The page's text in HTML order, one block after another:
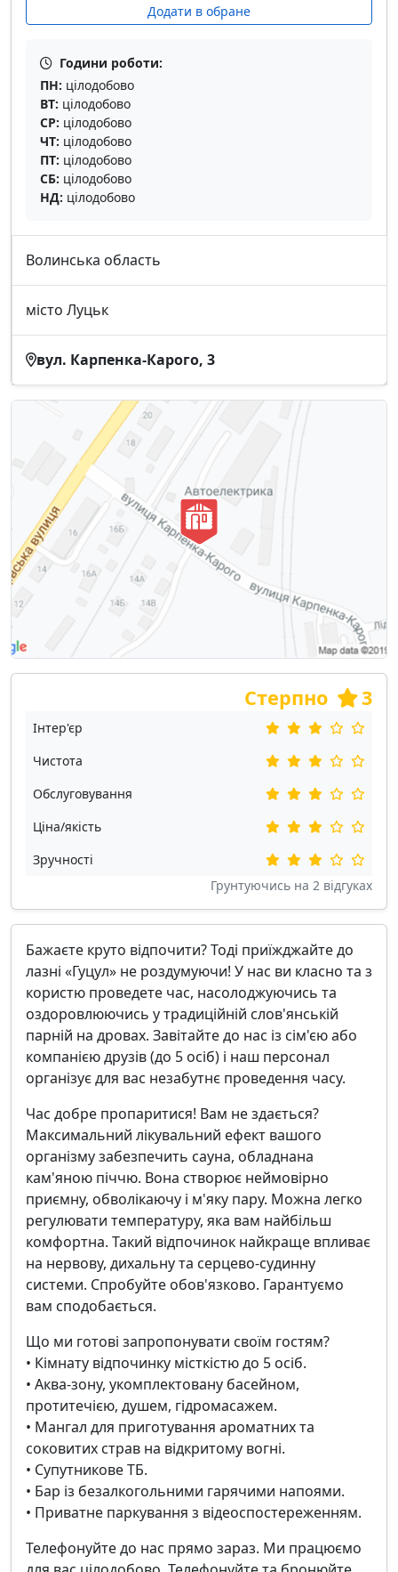
Додати в обране
Години роботи:
ПН: цілодобово
ВТ: цілодобово
СР: цілодобово
ЧТ: цілодобово
ПТ: цілодобово
СБ: цілодобово
НД: цілодобово
Волинська область
місто Луцьк
вул. Карпенка-Карого, 3
Стерпно 3
Інтер'єр
Чистота
Обслуговування
Ціна/якість
Зручності
Грунтуючись на 2 відгуках
Бажаєте круто відпочити? Тоді приїжджайте до
лазні «Гуцул» не роздумуючи! У нас ви класно та з
користю проведете час, насолоджуючись та
оздоровлюючись у традиційній слов'янській
парній на дровах. Завітайте до нас із сім'єю або
компанією друзів (до 5 осіб) і наш персонал
організує для вас незабутнє проведення часу.
Час добре пропаритися! Вам не здається?
Максимальний лікувальний ефект вашого
організму забезпечить сауна, обладнана
кам'яною піччю. Вона створює неймовірно
приємну, обволікаючу і м'яку пару. Можна легко
регулювати температуру, яка вам найбільш
комфортна. Такий відпочинок найкраще впливає
на нервову, дихальну та серцево-судинну
системи. Спробуйте обов'язково. Гарантуємо
вам сподобається.
Що ми готові запропонувати своїм гостям?
• Кімнату відпочинку місткістю до 5 осіб.
• Аква-зону, укомплектовану басейном,
протитечією, душем, гідромасажем.
• Мангал для приготування ароматних та
соковитих страв на відкритому вогні.
• Супутникове ТБ.
• Бар із безалкогольними гарячими напоями.
• Приватне паркування з відеоспостереженням.
Телефонуйте до нас прямо зараз. Ми працюємо